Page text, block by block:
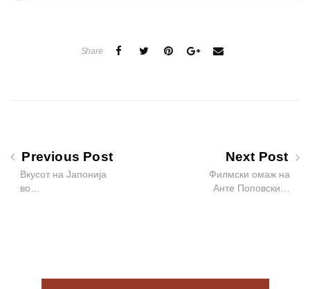
Share
Previous Post
Вкусот на Јапонија
во…
Next Post
Филмски омаж на
Анте Поповски…